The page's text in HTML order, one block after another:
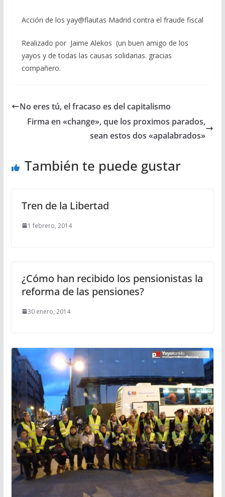
Acción de los yay@flautas Madrid contra el fraude fiscal
Realizado por Jaime Alekos (un buen amigo de los
yayos y de todas las causas solidarias. gracias
compañero.
No eres tú, el fracaso es del capitalismo
Firma en «change», que los proximos parados,
sean estos dos «apalabrados»
También te puede gustar
Tren de la Libertad
1 febrero, 2014
¿Cómo han recibido los pensionistas la
reforma de las pensiones?
30 enero, 2014